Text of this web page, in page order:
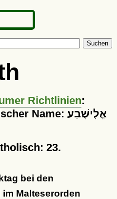
Suchen
Richtlinien:
Elisabet hebräischer Name: אֱלִישֶׁבַע
23.
bei den
Malteserorden